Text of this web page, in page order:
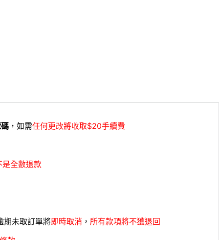
，如需任何更改將收取$20手續費
是全數退款
期未取訂單將即時取消 ， 所有款項將不獲退回